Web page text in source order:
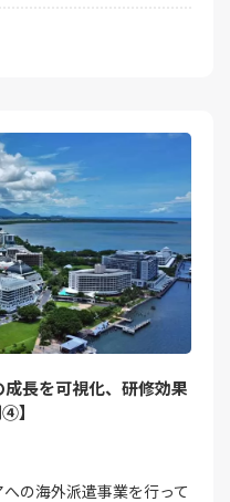
長を可視化、研修効果
】
の海外派遣事業を行って